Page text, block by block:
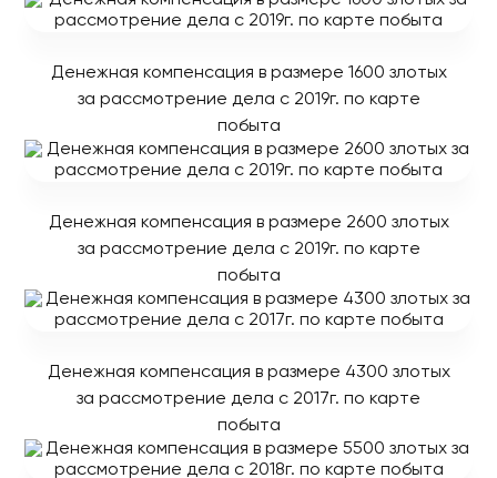
Денежная компенсация в размере 1600 злотых
за рассмотрение дела с 2019г. по карте
побыта
Денежная компенсация в размере 2600 злотых
за рассмотрение дела с 2019г. по карте
побыта
Денежная компенсация в размере 4300 злотых
за рассмотрение дела с 2017г. по карте
побыта